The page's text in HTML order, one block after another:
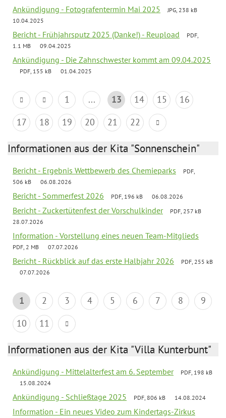
Ankündigung - Fotografentermin Mai 2025
JPG, 238 kB
10.04.2025
Bericht - Frühjahrsputz 2025 (Danke!) - Reupload
PDF,
1.1 MB
09.04.2025
Ankündigung - Die Zahnschwester kommt am 09.04.2025
PDF, 155 kB 01.04.2025
1 ... 13 14 15
16
17
18 19 20 21 22
Informationen aus der Kita "Sonnenschein"
Bericht - Ergebnis Wettbewerb des Chemieparks
PDF,
506 kB
06.08.2026
Bericht - Sommerfest 2026 PDF, 196 kB 06.08.2026
Bericht - Zuckertütenfest der Vorschulkinder
PDF, 257 kB
28.07.2026
Information - Vorstellung eines neuen Team-Mitglieds
PDF, 2 MB 07.07.2026
Bericht - Rückblick auf das erste Halbjahr 2026
PDF, 255 kB
07.07.2026
1 2 3 4 5 6 7 8
9
10
11
Informationen aus der Kita "Villa Kunterbunt"
Ankündigung - Mittelalterfest am 6. September
PDF, 198 kB
15.08.2024
Ankündigung - Schließtage 2025 PDF, 806 kB 14.08.2024
Information - Ein neues Video zum Kindertags-Zirkus